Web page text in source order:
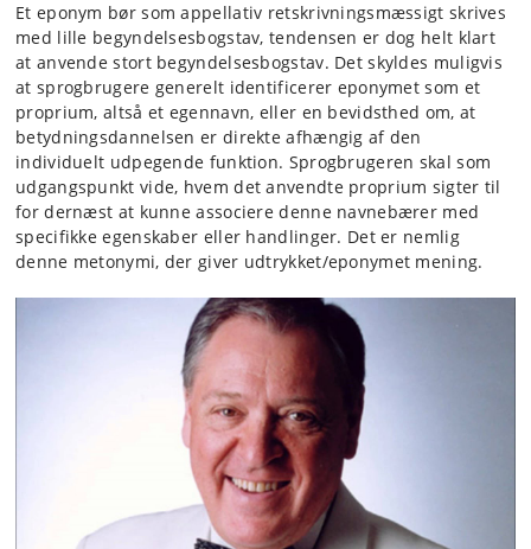
Et eponym bør som appellativ retskrivningsmæssigt skrives
med lille begyndelsesbogstav, tendensen er dog helt klart
at anvende stort begyndelsesbogstav. Det skyldes muligvis
at sprogbrugere generelt identificerer eponymet som et
proprium, altså et egennavn, eller en bevidsthed om, at
betydningsdannelsen er direkte afhængig af den
individuelt udpegende funktion. Sprogbrugeren skal som
udgangspunkt vide, hvem det anvendte proprium sigter til
for dernæst at kunne associere denne navnebærer med
specifikke egenskaber eller handlinger. Det er nemlig
denne metonymi, der giver udtrykket/eponymet mening.